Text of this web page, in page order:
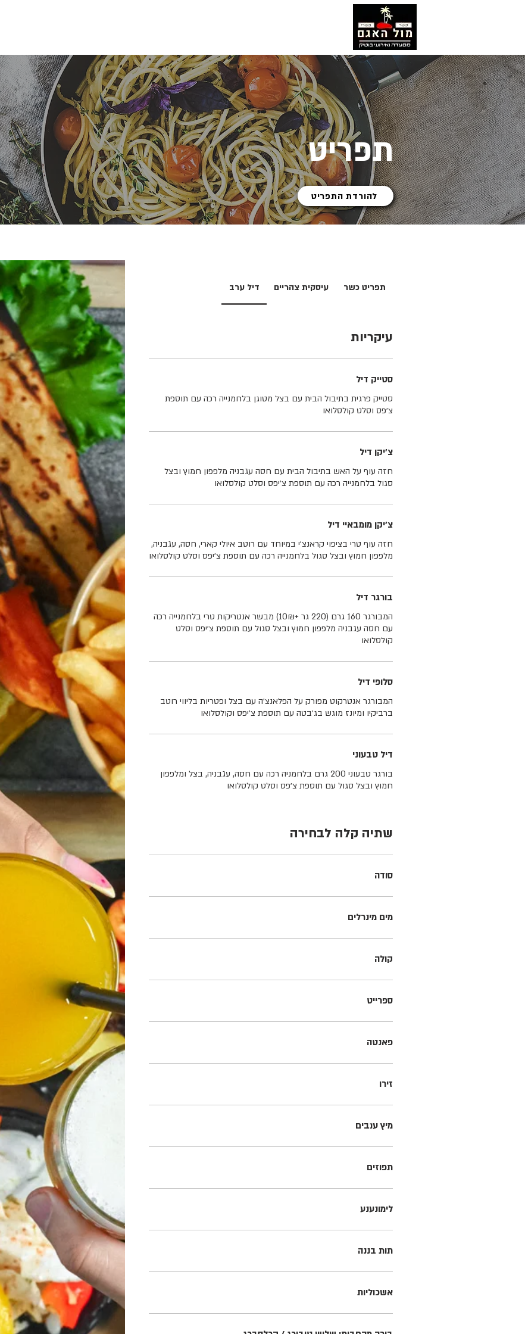
תפריט
להורדת התפריט
תפריט כשר עיסקית צהריים דיל ערב
עיקריות
סטייק דיל
סטייק פרגית בתיבול הבית עם בצל מטוגן בלחמנייה רכה עם תוספת
צ׳פס וסלט קולסלואו
צ׳יקן דיל
חזה עוף על האש בתיבול הבית עם חסה עגבניה מלפפון חמוץ ובצל
סגול בלחמנייה רכה עם תוספת צ׳יפס וסלט קולסלואו
צ׳יקן מומבאיי דיל
חזה עוף טרי בציפוי קראנצ׳י במיוחד עם רוטב איולי קארי, חסה, עגבניה,
מלפפון חמוץ ובצל סגול בלחמנייה רכה עם תוספת צ׳יפס וסלט קולסלואו
בורגר דיל
המבורגר 160 גרם (220 גר +10₪) מבשר אנטריקות טרי בלחמנייה רכה
עם חסה עגבניה מלפפון חמוץ ובצל סגול עם תוספת צ׳יפס וסלט
קולסלואו
סלופי דיל
המבורגר אנטרקוט מפורק על הפלאנצ׳ה עם בצל ופטריות בליווי רוטב
ברביקיו ומיונז מוגש בג׳בטה עם תוספת צ׳יפס וקולסלואו
דיל טבעוני
בורגר טבעוני 200 גרם בלחמניה רכה עם חסה, עגבניה, בצל ומלפפון
חמוץ ובצל סגול עם תוספת צ׳פס וסלט קולסלואו
שתיה קלה לבחירה
סודה
מים מינרלים
קולה
ספרייט
פאנטה
זירו
מיץ ענבים
תפוזים
לימונענע
תות בננה
אשכוליות